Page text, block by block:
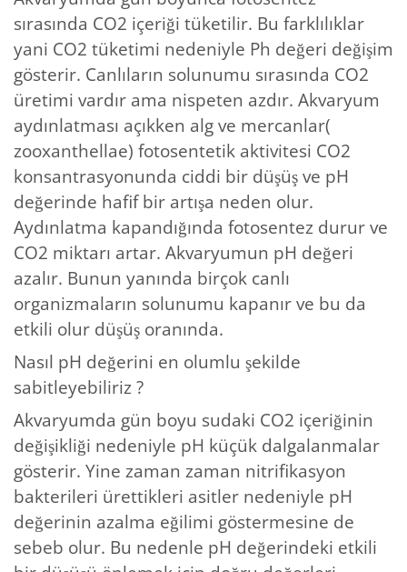
sırasında CO2 içeriği tüketilir. Bu farklılıklar
yani CO2 tüketimi nedeniyle Ph değeri değişim
gösterir. Canlıların solunumu sırasında CO2
üretimi vardır ama nispeten azdır. Akvaryum
aydınlatması açıkken alg ve mercanlar(
zooxanthellae) fotosentetik aktivitesi CO2
konsantrasyonunda ciddi bir düşüş ve pH
değerinde hafif bir artışa neden olur.
Aydınlatma kapandığında fotosentez durur ve
CO2 miktarı artar. Akvaryumun pH değeri
azalır. Bunun yanında birçok canlı
organizmaların solunumu kapanır ve bu da
etkili olur düşüş oranında.
Nasıl pH değerini en olumlu şekilde
sabitleyebiliriz ?
Akvaryumda gün boyu sudaki CO2 içeriğinin
değişikliği nedeniyle pH küçük dalgalanmalar
gösterir. Yine zaman zaman nitrifikasyon
bakterileri ürettikleri asitler nedeniyle pH
değerinin azalma eğilimi göstermesine de
sebeb olur. Bu nedenle pH değerindeki etkili